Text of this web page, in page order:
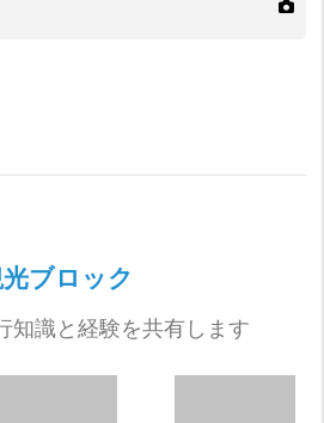
ブロック
知識と経験を共有します